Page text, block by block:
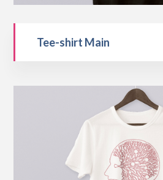
Tee-shirt Main